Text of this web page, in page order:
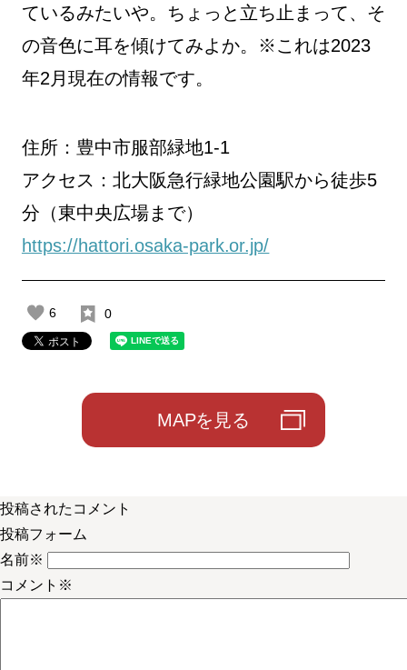
ているみたいや。ちょっと立ち止まって、そ
の音色に耳を傾けてみよか。※これは2023
年2月現在の情報です。
住所：豊中市服部緑地1-1
アクセス：北大阪急行緑地公園駅から徒歩5
分（東中央広場まで）
https://hattori.osaka-park.or.jp/
6 0
MAPを見る
投稿されたコメント
投稿フォーム
名前※
コメント ※